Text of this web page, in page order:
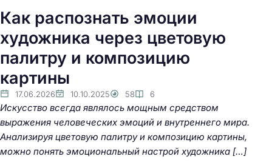
Как распознать эмоции
художника через цветовую
палитру и композицию
картины
17.06.2026 10.10.2025 58 6
Искусство всегда являлось мощным средством
выражения человеческих эмоций и внутреннего мира.
Анализируя цветовую палитру и композицию картины,
можно понять эмоциональный настрой художника […]